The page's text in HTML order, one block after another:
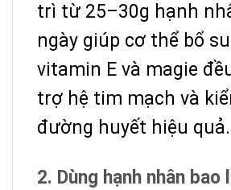
trì từ 25–30g hạnh
ngày giúp cơ thể bổ
vitamin E và magie
trợ hệ tim mạch và
đường huyết hiệu quả.
2. Dùng hạnh nhân bao